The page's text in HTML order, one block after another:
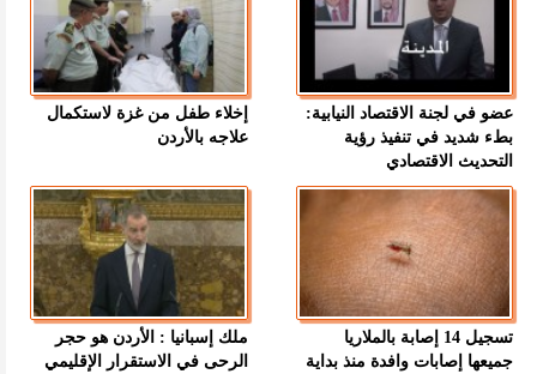
عضو في لجنة الاقتصاد النيابية:
بطء شديد في تنفيذ رؤية
التحديث الاقتصادي
إخلاء طفل من غزة لاستكمال
علاجه بالأردن
تسجيل 14 إصابة بالملاريا
جميعها إصابات وافدة منذ بداية
ملك إسبانيا : الأردن هو حجر
الرحى في الاستقرار الإقليمي